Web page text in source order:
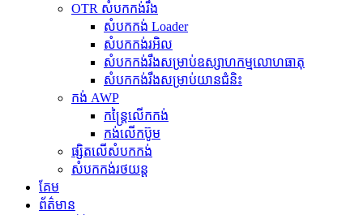
OTR សំបកកង់រឹង
សំបកកង់ Loader
សំបកកង់រអិល
សំបកកង់រឹងសម្រាប់ឧស្សាហកម្មលោហធាតុ
សំបកកង់រឹងសម្រាប់យានជំនិះ
កង់ AWP
កន្ត្រៃលើកកង់
កង់លើកប៊ូម
ផ្សិតលើសំបកកង់
សំបកកង់រថយន្ត
គែម
ព័ត៌មាន